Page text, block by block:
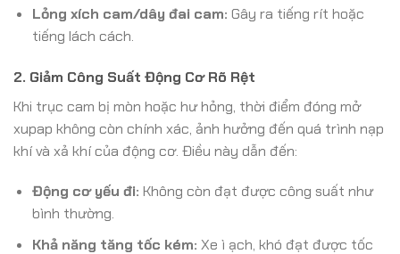
Lỏng xích cam/dây đai cam: Gây ra tiếng rít hoặc
tiếng lách cách.
2. Giảm Công Suất Động Cơ Rõ Rệt
Khi trục cam bị mòn hoặc hư hỏng, thời điểm đóng mở
xupap không còn chính xác, ảnh hưởng đến quá trình nạp
khí và xả khí của động cơ. Điều này dẫn đến:
Động cơ yếu đi: Không còn đạt được công suất như
bình thường.
Khả năng tăng tốc kém: Xe ì ạch, khó đạt được tốc